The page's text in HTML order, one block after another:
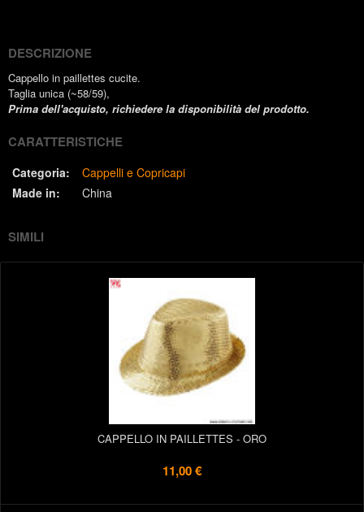
DESCRIZIONE
Cappello in paillettes cucite.
Taglia unica (~58/59),
Prima dell'acquisto, richiedere la disponibilità del prodotto.
CARATTERISTICHE
Categoria:
Cappelli e Copricapi
Made in:
China
SIMILI
CAPPELLO IN PAILLETTES - ORO
11,00 €